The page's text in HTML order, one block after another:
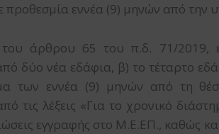
προθεσμία εννέα (9) μηνών από
άρθρου 65 του π.δ. 71/2019,
δύο νέα εδάφια, β) το τέταρτο
των εννέα (9) μηνών από τη
τις λέξεις «Για το χρονικό
εγγραφής στο Μ.Ε.ΕΠ., καθώς